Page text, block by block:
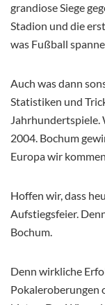
grandiose Siege
Stadion und die
was Fußball
Auch was dann
Statistiken und
Jahrhundertspiele.
2004. Bochum
Europa wir
Hoffen wir, dass
Aufstiegsfeier.
Bochum.
Denn wirkliche
Pokaleroberungen